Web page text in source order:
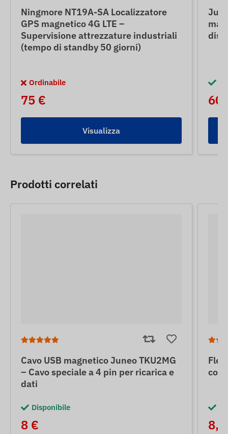
Ningmore NT19A-SA Localizzatore
GPS magnetico 4G LTE –
Supervisione attrezzature industriali
(tempo di standby 50 giorni)
Ordinabile
75 €
Visualizza
60
Prodotti correlati
Cavo USB magnetico Juneo TKU2MG
– Cavo speciale a 4 pin per ricarica e
dati
Disponibile
8 €
con